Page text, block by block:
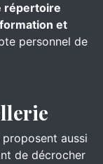
répertoire
et
personnel de
aussi
de décrocher